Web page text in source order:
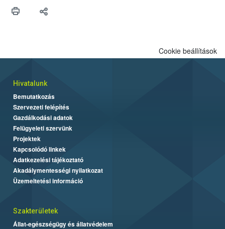
biztonsági Hivatal (Nébih) Oktatási Programja összegyűjtötte a
Cookie beállítások
Hivatalunk
Bemutatkozás
Szervezeti felépítés
Gazdálkodási adatok
Felügyeleti szervünk
Projektek
Kapcsolódó linkek
Adatkezelési tájékoztató
Akadálymentességi nyilatkozat
Üzemeltetési információ
Szakterületek
Állat-egészségügy és állatvédelem